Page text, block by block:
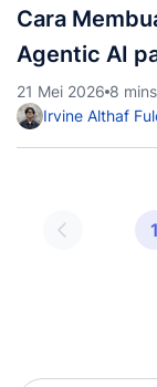
Cara
Agentic AI
21 Mei 2026 8
Irvine Althaf
1